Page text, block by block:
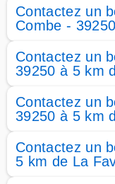
Contactez un
Combe -
Contactez un
39250 à 5 km
Contactez un
39250 à 5 km
Contactez un
5 km de La